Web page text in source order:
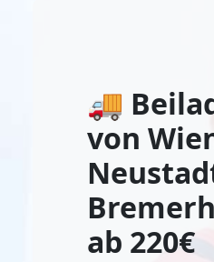
🚚
von
ab 220€